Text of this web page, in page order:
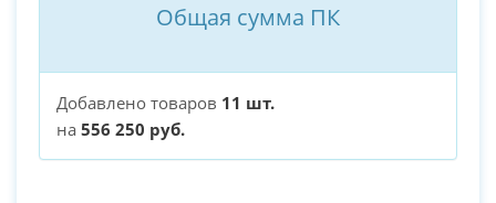
Общая сумма ПК
Добавлено товаров 11 шт.
на 556 250 руб.